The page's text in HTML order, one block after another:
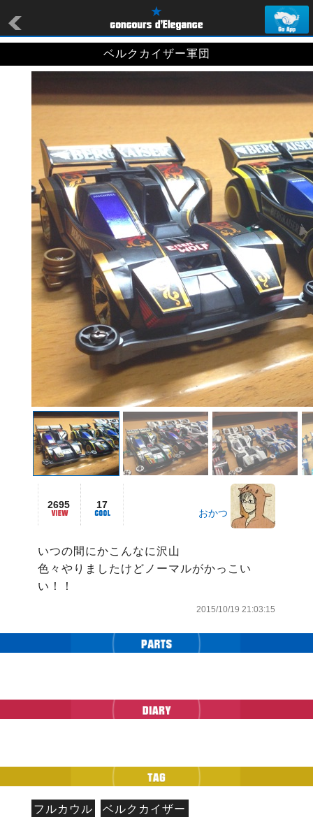
ベルクカイザー軍団
2695 17
おかつ
いつの間にかこんなに沢山
色々やりましたけどノーマルがかっこい
い！！
2015/10/19 21:03:15
フルカウル ベルクカイザー